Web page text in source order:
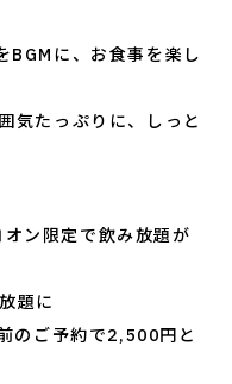
BGMに、お食事を楽し
気たっぷりに、しっと
ン限定で飲み放題が
題に
のご予約で2,500円と